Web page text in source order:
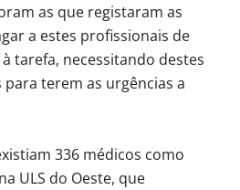
as que registaram as
a estes profissionais de
tarefa, necessitando destes
terem as urgências a
336 médicos como
ULS do Oeste, que